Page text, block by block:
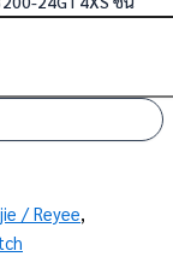
/ Reyee,